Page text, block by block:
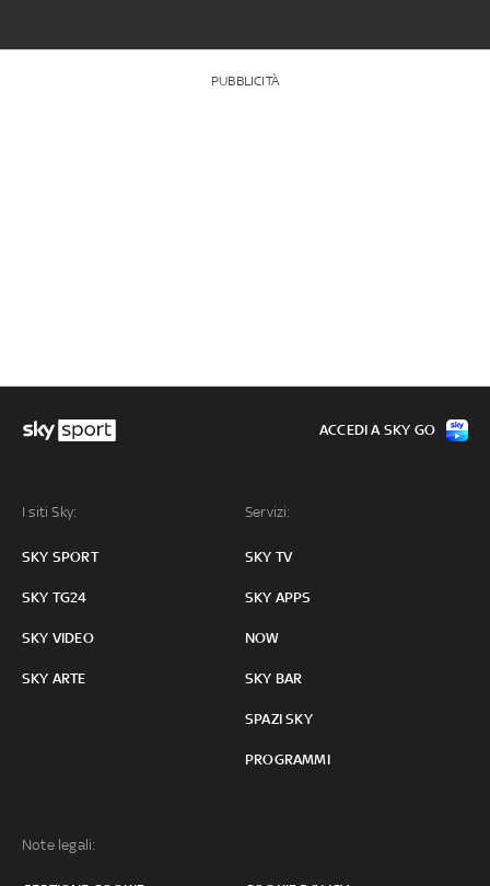
PUBBLICITÀ
I siti Sky:
SKY SPORT
SKY TG24
SKY VIDEO
SKY ARTE
Servizi:
SKY TV
SKY APPS
NOW
SKY BAR
SPAZI SKY
PROGRAMMI
Note legali:
ACCEDI A SKY GO